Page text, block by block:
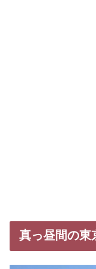
真っ昼間の東